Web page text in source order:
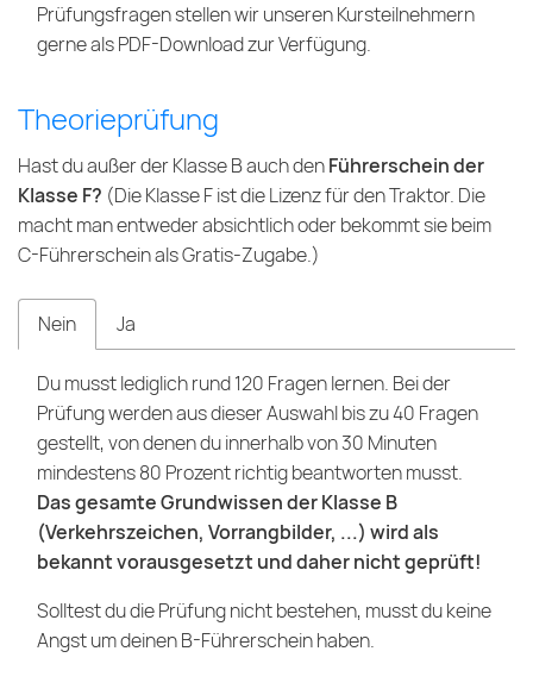
Prüfungsfragen stellen wir unseren Kursteilnehmern
gerne als PDF-Download zur Verfügung.
Theorieprüfung
Hast du außer der Klasse B auch denFührerschein der
Klasse F? (Die Klasse F ist die Lizenz für den Traktor. Die
macht man entweder absichtlich oder bekommt sie beim
C-Führerschein als Gratis-Zugabe.)
Nein Ja
Du musst lediglich rund 120 Fragen lernen. Bei der
Prüfung werden aus dieser Auswahl bis zu 40 Fragen
gestellt, von denen du innerhalb von 30 Minuten
mindestens 80 Prozent richtig beantworten musst.
Das gesamte Grundwissen der Klasse B
(Verkehrszeichen, Vorrangbilder, ...) wird als
bekannt vorausgesetzt und daher nicht geprüft!
Solltest du die Prüfung nicht bestehen, musst du keine
Angst um deinen B-Führerschein haben.